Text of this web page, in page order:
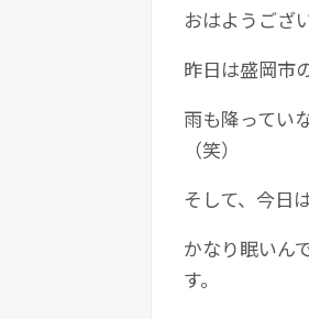
おはようござ
昨日は盛岡市
雨も降ってい
（笑）
そして、今日
かなり眠いん
す。